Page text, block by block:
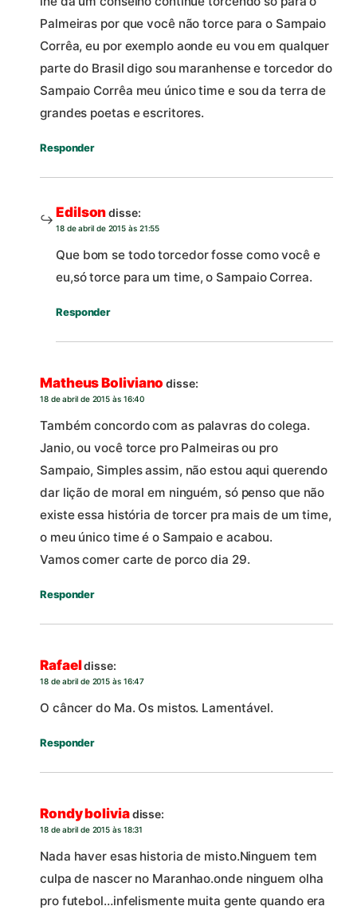
Palmeiras por que você não torce para o Sampaio
Corrêa, eu por exemplo aonde eu vou em qualquer
parte do Brasil digo sou maranhense e torcedor do
Sampaio Corrêa meu único time e sou da terra de
grandes poetas e escritores.
Responder
Edilsondisse:
18 de abril de 2015 às 21:55
Que bom se todo torcedor fosse como você e
eu,só torce para um time, o Sampaio Correa.
Responder
Matheus Boliviano disse:
18 de abril de 2015 às 16:40
Também concordo com as palavras do colega.
Janio, ou você torce pro Palmeiras ou pro
Sampaio, Simples assim, não estou aqui querendo
dar lição de moral em ninguém, só penso que não
existe essa história de torcer pra mais de um time,
o meu único time é o Sampaio e acabou.
Vamos comer carte de porco dia 29.
Responder
Rafaeldisse:
18 de abril de 2015 às 16:47
O câncer do Ma. Os mistos. Lamentável.
Responder
Rondy boliviadisse:
18 de abril de 2015 às 18:31
Nada haver esas historia de misto.Ninguem tem
culpa de nascer no Maranhao.onde ninguem olha
pro futebol…infelismente muita gente quando era